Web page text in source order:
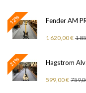
12% Fender AM
1 620,00 € 1
21% Hagstrom
599,00 €